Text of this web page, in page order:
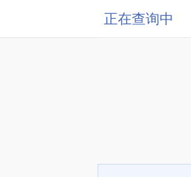
正在查询中